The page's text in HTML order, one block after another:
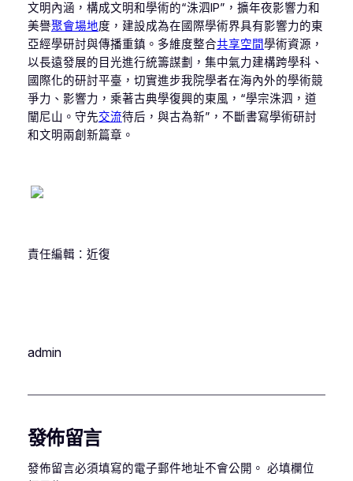
文明內涵，構成文明和學術的“洙泗IP”，擴年夜影響力和
美譽聚會場地度，建設成為在國際學術界具有影響力的東
亞經學研討與傳播重鎮。多維度整合共享空間學術資源，
以長遠發展的目光進行統籌謀劃，集中氣力建構跨學科、
國際化的研討平臺，切實進步我院學者在海內外的學術競
爭力、影響力，乘著古典學復興的東風，“學宗洙泗，道
闡尼山。守先交流待后，與古為新”，不斷書寫學術研討
和文明兩創新篇章。
責任編輯：近復
admin
發佈留言
發佈留言必須填寫的電子郵件地址不會公開。 必填欄位